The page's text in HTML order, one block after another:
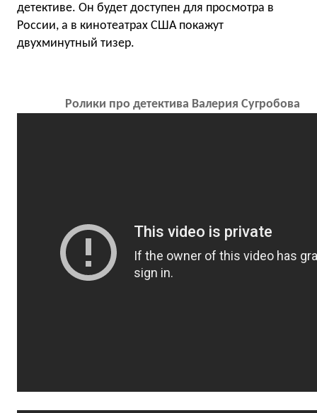
детективе. Он будет доступен для просмотра в
России, а в кинотеатрах США покажут
двухминутный тизер.
Ролики про детектива Валерия Сугробова